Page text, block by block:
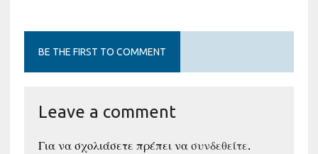
BE THE FIRST TO COMMENT
Leave a comment
Για να σχολιάσετε πρέπει νασυνδεθείτε.